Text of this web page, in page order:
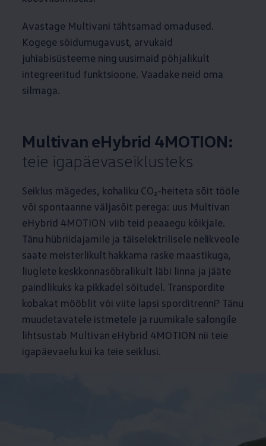
Avastage Multivani tähtsamad omadused.
Kogege sõidumugavust, arvukaid
juhiabisüsteeme ning uusimaid põhjalikult
integreeritud funktsioone. Vaadake neid oma
silmaga.
Multivan eHybrid 4MOTION:
teie igapäevaseiklusteks
Seiklus mägedes, kohaliku CO₂-heiteta sõit tööle
või spontaanne väljasõit perega: uus Multivan
eHybrid 4MOTION viib teid peaaegu kõikjale.
Tänu hübriidajamile ja täiselektrilisele nelikveole
saate meisterlikult hakkama raske maastikuga,
liuglete keskkonnasõbralikult läbi linna ja jääte
paindlikuks ka pikkadel sõitudel. Transpordite
kobakat mööblit või viite lapsi sporditrenni? Tänu
muudetavatele istmetele ja ruumikale salongile
lihtsustab Multivan eHybrid 4MOTION nii teie
igapäevaelu kui ka teie seiklusi.